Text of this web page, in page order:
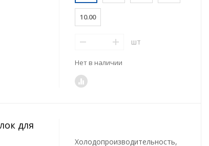
10.00
шт
Нет в наличии
для
Холодопроизводительность,